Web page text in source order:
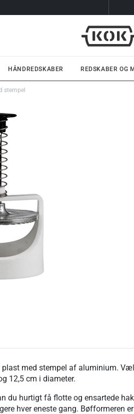
HÅNDREDSKABER REDSKABER OG
stempel
med stempel af aluminium.
12,5 cm i diameter.
du hurtigt få flotte og ensartede
hver eneste gang. Bøfformeren